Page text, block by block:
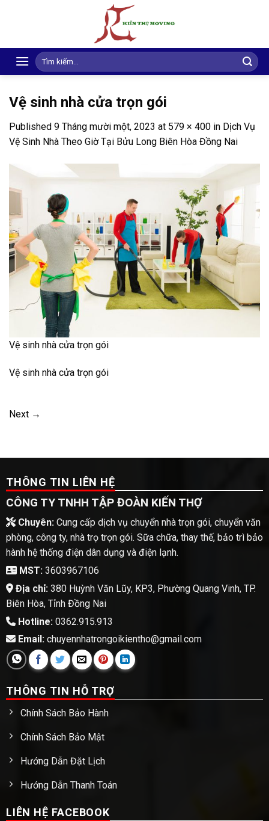
Search
for:
Vệ sinh nhà cửa trọn gói
Published 9 Tháng mười một, 2023 at 579 × 400 in Dịch Vụ
Vệ Sinh Nhà Theo Giờ Tại Bửu Long Biên Hòa Đồng Nai
Vệ sinh nhà cửa trọn gói
Vệ sinh nhà cửa trọn gói
Next →
THÔNG TIN LIÊN HỆ
CÔNG TY TNHH TẬP ĐOÀN KIẾN THỢ
Chuyên:Cung cấp dịch vụ chuyển nhà trọn gói, chuyển văn
phòng, công ty, nhà trọ trọn gói. Sữa chữa, thay thế, bảo trì bảo
hành hệ thống điện dân dụng và điện lạnh.
MST:3603967106
Địa chỉ:380 Huỳnh Văn Lũy, KP3, Phường Quang Vinh, TP.
Biên Hòa, Tỉnh Đồng Nai
Hotline:0362.915.913
Email:chuyennhatrongoikientho@gmail.com
THÔNG TIN HỖ TRỢ
Chính Sách Bảo Hành
Chính Sách Bảo Mật
Hướng Dẫn Đặt Lịch
Hướng Dẫn Thanh Toán
LIÊN HỆ FACEBOOK